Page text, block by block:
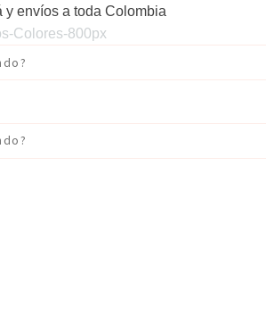
y envíos a toda Colombia